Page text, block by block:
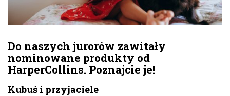
Do naszych jurorów zawitały
nominowane produkty od
HarperCollins. Poznajcie je!
Kubuś i przyjaciele